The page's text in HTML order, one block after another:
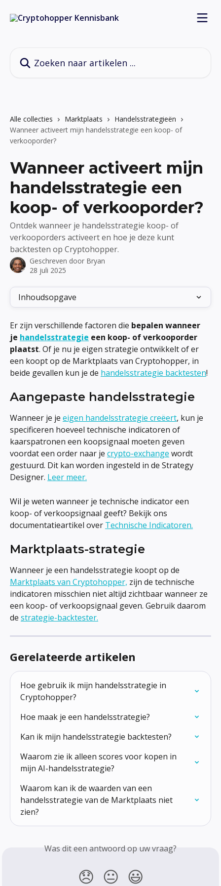
Alle collecties Marktplaats
Handelsstrategieën
Wanneer activeert mijn handelsstrategie een koop- of
verkooporder?
Wanneer activeert mijn
handelsstrategie een
koop- of verkooporder?
Ontdek wanneer je handelsstrategie koop- of
verkooporders activeert en hoe je deze kunt
backtesten op Cryptohopper.
Geschreven door Bryan
28 juli 2025
Inhoudsopgave
Er zijn verschillende factoren die bepalen wanneer
je handelsstrategie een koop- of verkooporder
plaatst. Of je nu je eigen strategie ontwikkelt of er
een koopt op de Marktplaats van Cryptohopper, in
beide gevallen kun je de handelsstrategie backtesten!
Aangepaste handelsstrategie
Wanneer je je eigen handelsstrategie creëert, kun je
specificeren hoeveel technische indicatoren of
kaarspatronen een koopsignaal moeten geven
voordat een order naar je crypto-exchange wordt
gestuurd. Dit kan worden ingesteld in de Strategy
Designer. Leer meer.
Wil je weten wanneer je technische indicator een
koop- of verkoopsignaal geeft? Bekijk ons
documentatieartikel over Technische Indicatoren.
Marktplaats-strategie
Wanneer je een handelsstrategie koopt op de
Marktplaats van Cryptohopper, zijn de technische
indicatoren misschien niet altijd zichtbaar wanneer ze
een koop- of verkoopsignaal geven. Gebruik daarom
de strategie-backtester.
Gerelateerde artikelen
Hoe gebruik ik mijn handelsstrategie in
Cryptohopper?
Hoe maak je een handelsstrategie?
Kan ik mijn handelsstrategie backtesten?
Waarom zie ik alleen scores voor kopen in
mijn AI-handelsstrategie?
Waarom kan ik de waarden van een
handelsstrategie van de Marktplaats niet
zien?
Was dit een antwoord op uw vraag?
😞 😐 😃